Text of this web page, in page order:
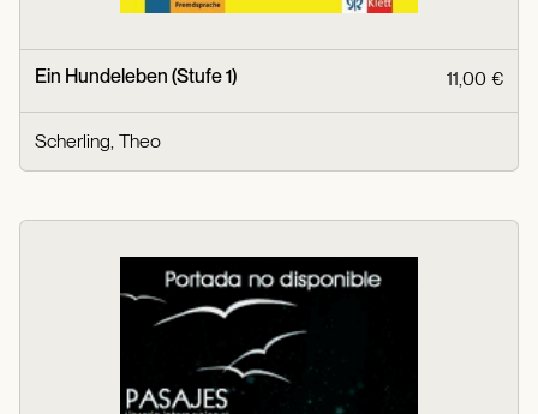
Ein Hundeleben (Stufe 1) 11,00 €
Scherling, Theo